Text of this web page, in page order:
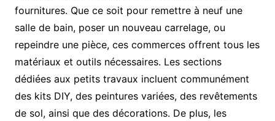
fournitures. Que ce soit pour remettre à neuf une
salle de bain, poser un nouveau carrelage, ou
repeindre une pièce, ces commerces offrent tous les
matériaux et outils nécessaires. Les sections
dédiées aux petits travaux incluent communément
des kits DIY, des peintures variées, des revêtements
de sol, ainsi que des décorations. De plus, les